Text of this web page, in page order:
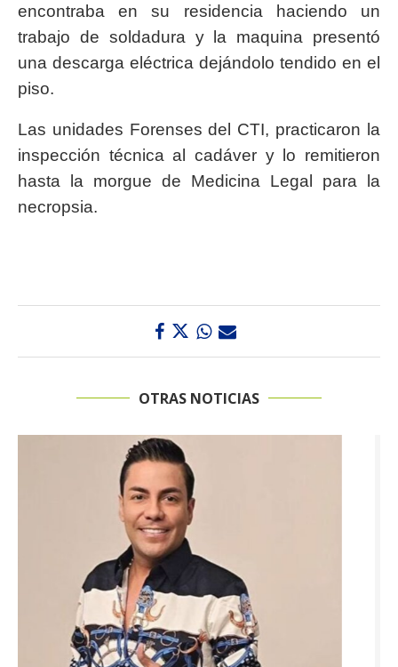
encontraba en su residencia haciendo un
trabajo de soldadura y la maquina presentó
una descarga eléctrica dejándolo tendido en el
piso.
Las unidades Forenses del CTI, practicaron la
inspección técnica al cadáver y lo remitieron
hasta la morgue de Medicina Legal para la
necropsia.
OTRAS NOTICIAS